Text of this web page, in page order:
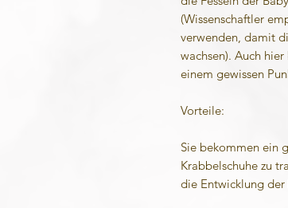
(Wissenschaftler
verwenden, damit
wachsen). Auch
einem gewissen
Vorteile:
Sie bekommen ein
Krabbelschuhe zu
die Entwicklung